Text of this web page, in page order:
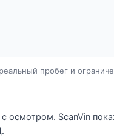
пробег и
осмотром. ScanVin